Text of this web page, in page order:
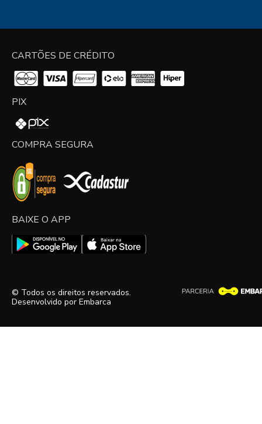
CARTÕES DE CRÉDITO
PIX
COMPRA SEGURA
BAIXE O APP
© Todos os direitos reservados.
Desenvolvido por Embarca